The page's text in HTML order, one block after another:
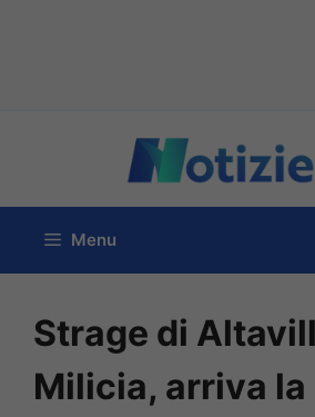
contenuto
Menu
Strage di
Milicia, arriva la